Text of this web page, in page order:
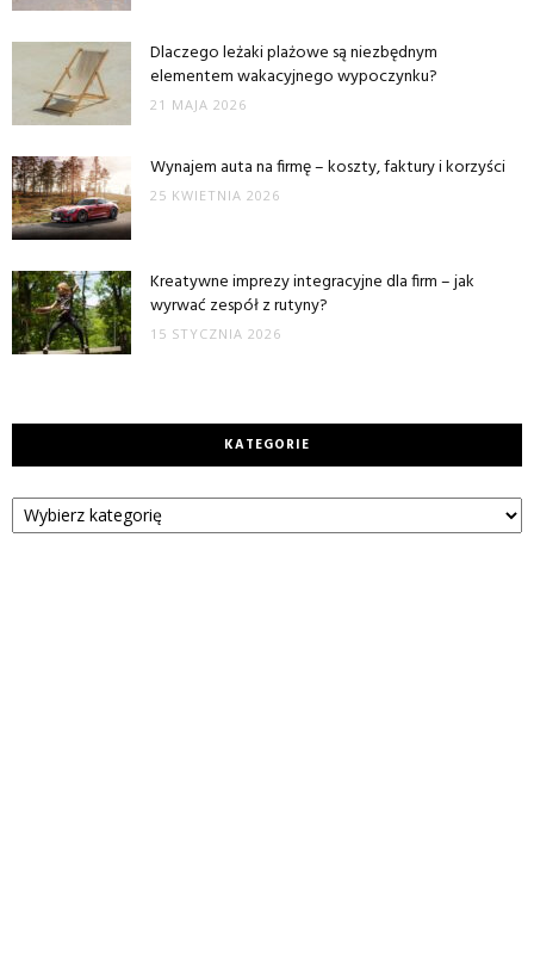
Dlaczego leżaki plażowe są niezbędnym
elementem wakacyjnego wypoczynku?
21 MAJA 2026
Wynajem auta na firmę – koszty, faktury i korzyści
25 KWIETNIA 2026
Kreatywne imprezy integracyjne dla firm – jak
wyrwać zespół z rutyny?
15 STYCZNIA 2026
KATEGORIE
Kategorie